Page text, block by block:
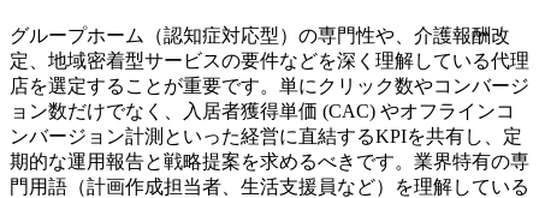
グループホーム（認知症対応型）の専門性や、介護報酬改
定、地域密着型サービスの要件などを深く理解している代理
店を選定することが重要です。単にクリック数やコンバージ
ョン数だけでなく、入居者獲得単価 (CAC) やオフラインコ
ンバージョン計測といった経営に直結するKPIを共有し、定
期的な運用報告と戦略提案を求めるべきです。業界特有の専
門用語（計画作成担当者、生活支援員など）を理解している